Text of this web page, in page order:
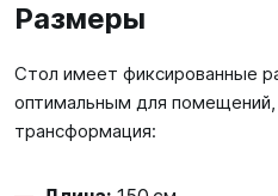
Размеры
Стол имеет фиксированные
оптимальным для помещений,
трансформация: